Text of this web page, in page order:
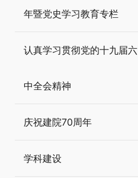
年暨党史学习教育专栏
认真学习贯彻党的十九届六
中全会精神
庆祝建院70周年
学科建设